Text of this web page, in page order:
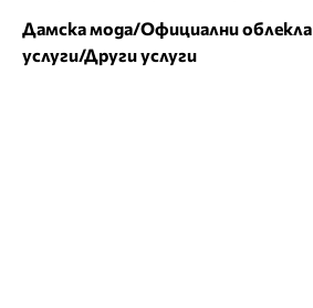
Дамска мода/Официални облекла
услуги/Други услуги